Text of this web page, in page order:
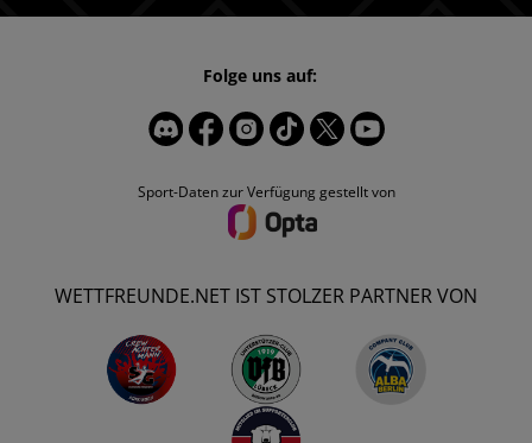
Sport-Daten zur Verfügung gestellt von
Folge uns auf:
WETTFREUNDE.NET IST STOLZER PARTNER VON